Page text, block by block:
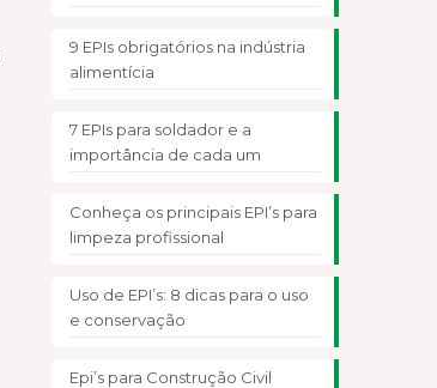
9 EPIs obrigatórios na indústria
alimentícia
7 EPIs para soldador e a
importância de cada um
Conheça os principais EPI’s para
limpeza profissional
Uso de EPI’s: 8 dicas para o uso
e conservação
Epi’s para Construção Civil